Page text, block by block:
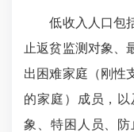
低收入人口包括
止返贫监测对象、
出困难家庭（刚性
的家庭）成员，
象、特困人员、